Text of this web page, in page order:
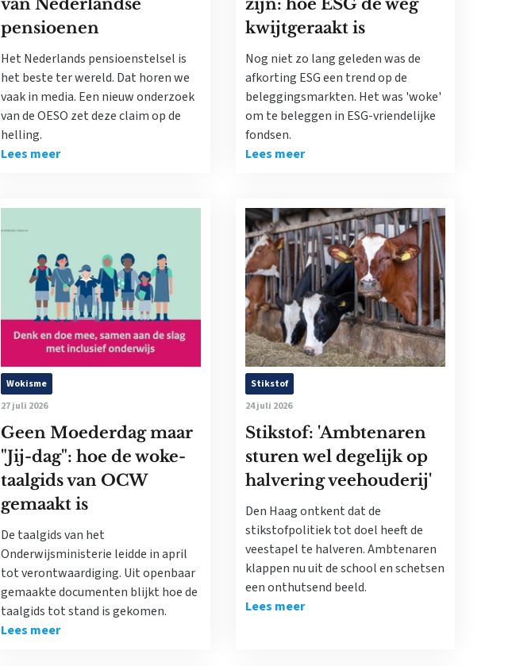
van Nederlandse
pensioenen
Het Nederlands pensioenstelsel is
het beste ter wereld. Dat horen we
vaak in media. Een nieuw onderzoek
van de OESO zet deze claim op de
helling.
Lees meer
zijn: hoe ESG de weg
kwijtgeraakt is
Nog niet zo lang geleden was de
afkorting ESG een trend op de
beleggingsmarkten. Het was 'woke'
om te beleggen in ESG-vriendelijke
fondsen.
Lees meer
Wokisme
27 juli 2026
Geen Moederdag maar
"Jij-dag": hoe de woke-
taalgids van OCW
gemaakt is
De taalgids van het
Onderwijsministerie leidde in april
tot verontwaardiging. Uit openbaar
gemaakte documenten blijkt hoe de
taalgids tot stand is gekomen.
Lees meer
Stikstof
24 juli 2026
Stikstof: 'Ambtenaren
sturen wel degelijk op
halvering veehouderij'
Den Haag ontkent dat de
stikstofpolitiek tot doel heeft de
veestapel te halveren. Ambtenaren
klappen nu uit de school en schetsen
een onthutsend beeld.
Lees meer